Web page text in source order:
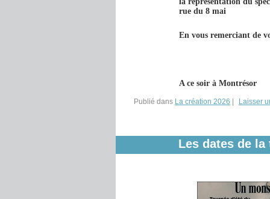
rue du 8 mai
En vous remerciant de
A ce soir à Montrésor
Publié dans La création 2026 Laisser
Les dates de